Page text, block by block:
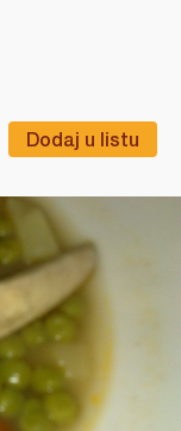
Dodaj u listu